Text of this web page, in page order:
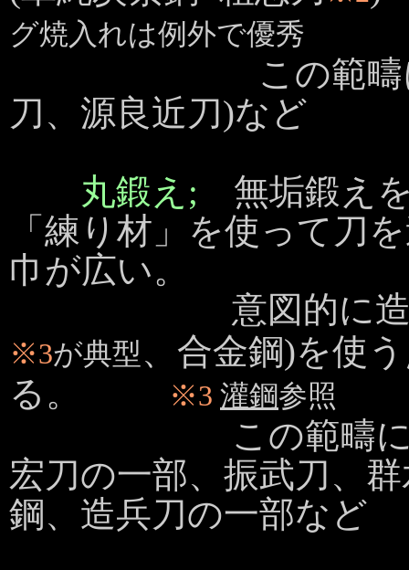
グ焼入れは例外で優秀
この範疇に入る
刀、源良近刀)など
丸鍛え; 無垢鍛え
「練り材」を使って刀
巾が広い。
意図的に造られ
※3が典型 、合金鋼)を使
る。
※3 灌鋼参照
この範疇に入る
宏刀の一部、振武刀、
鋼、造兵刀の一部など